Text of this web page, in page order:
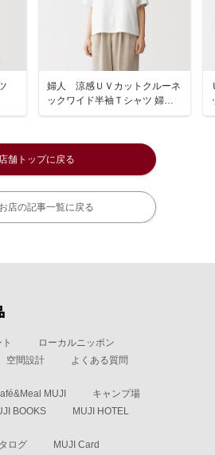
婦人 涼感ＵＶカットクルーネ
ックワイド半袖Ｔシャツ 婦人
Ｓ・白
店舗トップに戻る
店の記事一覧に戻る
ローカルニッポン
空間設計 よくある質問
MUJI
キャンプ場
BOOKS MUJI HOTEL
ログ
MUJI Card